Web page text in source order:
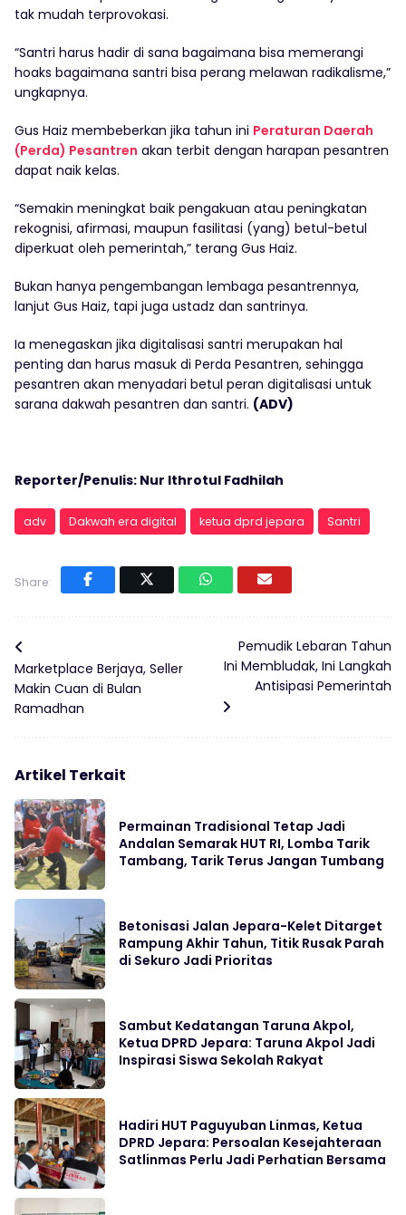
tak mudah terprovokasi.
“Santri harus hadir di sana bagaimana bisa memerangi
hoaks bagaimana santri bisa perang melawan radikalisme,”
ungkapnya.
Gus Haiz membeberkan jika tahun ini Peraturan Daerah
(Perda) Pesantren akan terbit dengan harapan pesantren
dapat naik kelas.
“Semakin meningkat baik pengakuan atau peningkatan
rekognisi, afirmasi, maupun fasilitasi (yang) betul-betul
diperkuat oleh pemerintah,” terang Gus Haiz.
Bukan hanya pengembangan lembaga pesantrennya,
lanjut Gus Haiz, tapi juga ustadz dan santrinya.
Ia menegaskan jika digitalisasi santri merupakan hal
penting dan harus masuk di Perda Pesantren, sehingga
pesantren akan menyadari betul peran digitalisasi untuk
sarana dakwah pesantren dan santri. (ADV)
Reporter/Penulis: Nur Ithrotul Fadhilah
adv Dakwah era digital ketua dprd jepara Santri
Share:
Marketplace Berjaya, Seller
Makin Cuan di Bulan
Ramadhan
Pemudik Lebaran Tahun
Ini Membludak, Ini Langkah
Antisipasi Pemerintah
Artikel Terkait
Permainan Tradisional Tetap Jadi
Andalan Semarak HUT RI, Lomba Tarik
Tambang, Tarik Terus Jangan Tumbang
Betonisasi Jalan Jepara-Kelet Ditarget
Rampung Akhir Tahun, Titik Rusak Parah
di Sekuro Jadi Prioritas
Sambut Kedatangan Taruna Akpol,
Ketua DPRD Jepara: Taruna Akpol Jadi
Inspirasi Siswa Sekolah Rakyat
Hadiri HUT Paguyuban Linmas, Ketua
DPRD Jepara: Persoalan Kesejahteraan
Satlinmas Perlu Jadi Perhatian Bersama